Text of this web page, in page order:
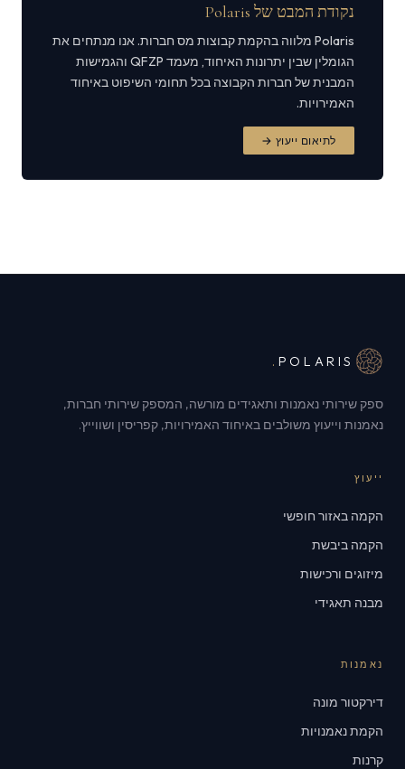
נקודת המבט של Polaris
Polaris מלווה בהקמת קבוצות מס חברות. אנו מנתחים את
הגומלין שבין יתרונות האיחוד, מעמד QFZP והגמישות
המבנית של חברות הקבוצה בכל תחומי השיפוט באיחוד
האמירויות.
לתיאום ייעוץ →
POLARIS
.
ספק שירותי נאמנות ותאגידים מורשה, המספק שירותי חברות,
נאמנות וייעוץ משולבים באיחוד האמירויות, קפריסין ושווייץ.
ייעוץ
הקמה באזור חופשי
הקמה ביבשת
מיזוגים ורכישות
מבנה תאגידי
נאמנות
דירקטור מונה
הקמת נאמנויות
קרנות